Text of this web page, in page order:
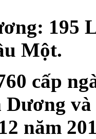
195
Một.
cấp
năm